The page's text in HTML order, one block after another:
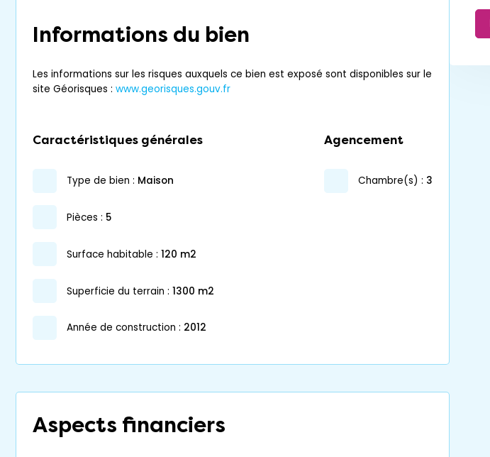
Informations du bien
Les informations sur les risques auxquels ce bien est exposé sont disponibles sur le
site Géorisques : www.georisques.gouv.fr
Caractéristiques générales
type de bien : maison
pièces : 5
surface habitable : 120 m2
superficie du terrain : 1300 m2
année de construction : 2012
Agencement
chambre(s) : 3
Aspects financiers